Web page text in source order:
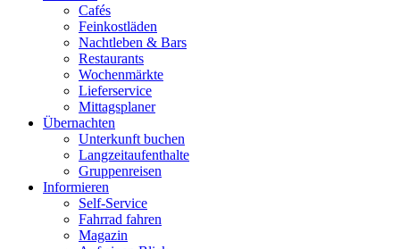
Cafés
Feinkostläden
Nachtleben & Bars
Restaurants
Wochenmärkte
Lieferservice
Mittagsplaner
Übernachten
Unterkunft buchen
Langzeitaufenthalte
Gruppenreisen
Informieren
Self-Service
Fahrrad fahren
Magazin